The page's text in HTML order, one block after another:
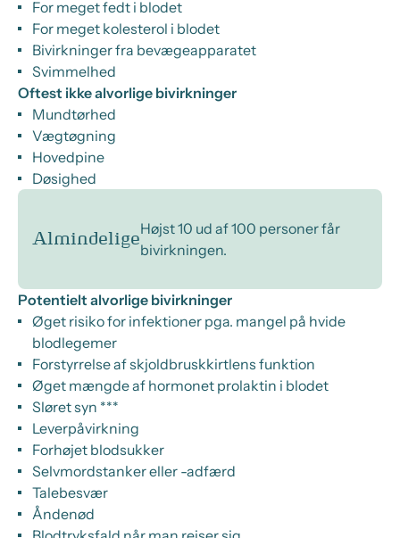
For meget fedt i blodet
For meget kolesterol i blodet
Bivirkninger fra bevægeapparatet
Svimmelhed
Oftest ikke alvorlige bivirkninger
Mundtørhed
Vægtøgning
Hovedpine
Døsighed
Almindelige
Højst 10 ud af 100 personer får
bivirkningen.
Potentielt alvorlige bivirkninger
Øget risiko for infektioner pga. mangel på hvide
blodlegemer
Forstyrrelse af skjoldbruskkirtlens funktion
Øget mængde af hormonet prolaktin i blodet
Sløret syn ***
Leverpåvirkning
Forhøjet blodsukker
Selvmordstanker eller -adfærd
Talebesvær
Åndenød